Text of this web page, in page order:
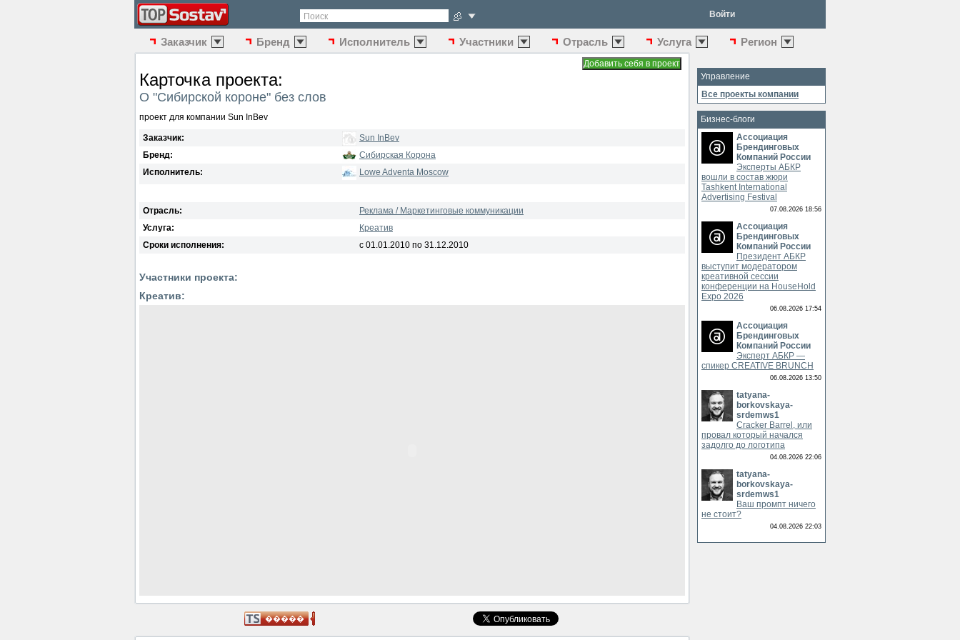
Поиск Войти
Заказчик Бренд Исполнитель Участники Отрасль Услуга Регион
Карточка проекта:
О "Сибирской короне" без слов
проект для компании Sun InBev
Заказчик:
Sun InBev
Бренд:
Сибирская Корона
Исполнитель:
Lowe Adventa Moscow
Отрасль:
Реклама / Маркетинговые коммуникации
Услуга:
Креатив
Сроки исполнения:
с 01.01.2010 по 31.12.2010
Участники проекта:
Креатив:
Управление
Все проекты компании
Бизнес-блоги
Ассоциация
Брендинговых
Компаний России
Эксперты АБКР
вошли в состав жюри
Tashkent International
Advertising Festival
07.08.2026 18:56
Ассоциация
Брендинговых
Компаний России
Президент АБКР
выступит модератором
креативной сессии
конференции на HouseHold
Expo 2026
06.08.2026 17:54
Ассоциация
Брендинговых
Компаний России
Эксперт АБКР —
спикер CREATIVE BRUNCH
06.08.2026 13:50
tatyana-
borkovskaya-
srdemws1
Cracker Barrel, или
провал который начался
задолго до логотипа
04.08.2026 22:06
tatyana-
borkovskaya-
srdemws1
Ваш промпт ничего
не стоит?
04.08.2026 22:03